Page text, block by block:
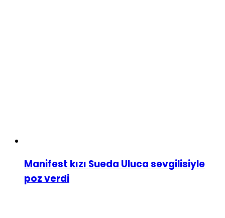
Manifest kızı Sueda Uluca sevgilisiyle
poz verdi